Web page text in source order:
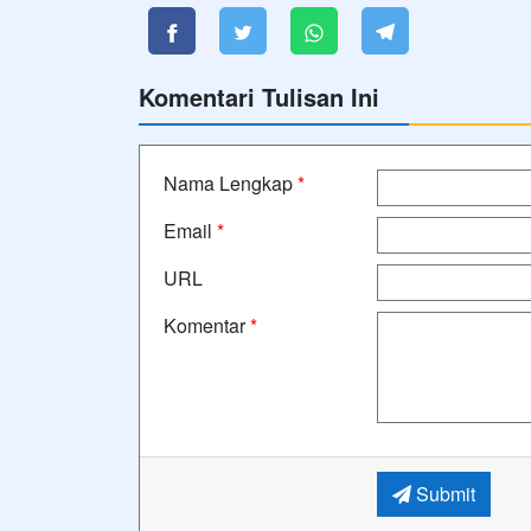
Komentari Tulisan Ini
Nama Lengkap*
Email *
URL
Komentar*
Submit